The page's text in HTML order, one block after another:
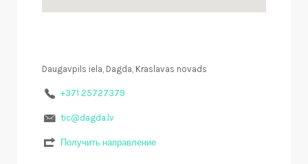
Daugavpils iela, Dagda, Kraslavas novads
+371 25727379
tic@dagda.lv
Получить направление